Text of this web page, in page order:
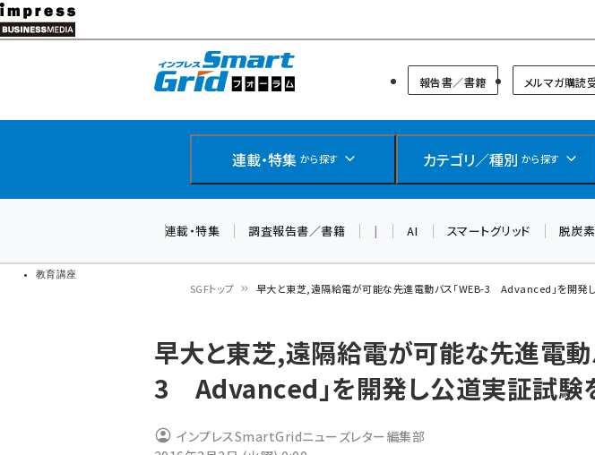
メ
イ
教育講座
スマートグリッドフォーラム
報告書／書籍 メルマガ購読
連載・特集 から探す カテゴリ／種別 から探す
連載・特集 調査報告書／書籍 | AI スマートグリッド 脱炭素
ン
く
ず
SGFトップ 早大と東芝,遠隔給電が可能な先進電動バス｢WEB-3 Advanced｣を開発
早大と東芝,遠隔給電が可能な先進電
3 Advanced｣を開発し公道実証試験
インプレスSmartGridニューズレター編集部